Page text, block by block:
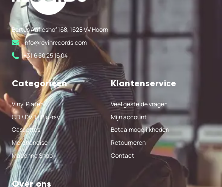
Bertus Aafjeshof 168, 1628 VV Hoorn
info@revinrecords.com
+31 6 50 25 16 04
Categorieën
Vinyl Platen
CD / DVD / Blu-ray
Cassettes
Merchandise
Madonna Shop
Klantenservice
Veel gestelde vragen
Mijn account
Betaalmogelijkheden
Retourneren
Contact
Over ons